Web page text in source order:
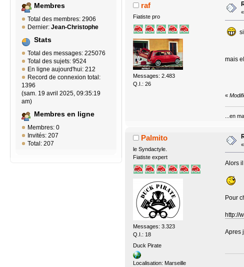
Membres
Total des membres: 2906
Dernier: Jean-Christophe
Stats
Total des messages: 225076
Total des sujets: 9524
En ligne aujourd'hui: 212
Record de connexion total:
1396
(sam. 19 avril 2025, 09:35:19
am)
Membres en ligne
Membres: 0
Invités: 207
Total: 207
raf
Fiatiste pro
Messages: 2.483
Q.I.: 26
«
mais
«
...en
Palmito
le Syndactyle.
Fiatiste expert
Messages: 3.323
Q.I.: 18
Duck Pirate
Localisation: Marseille
«
Alors
Pour
http://
Apres